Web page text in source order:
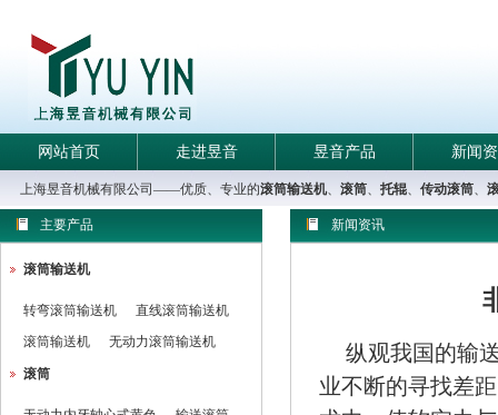
网站首页 走进昱音 昱音产品 新闻
上海昱音机械有限公司——优质、专业的滚筒输送机、 滚筒、 托辊、 传动滚筒、
主要产品
滚筒输送机
转弯滚筒输送机
直线滚筒输送机
滚筒输送机
无动力滚筒输送机
滚筒
新闻资讯
纵观我国的输
业不断的寻找差